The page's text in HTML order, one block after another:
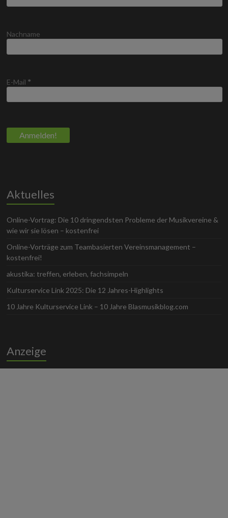
Nachname
E-Mail *
Aktuelles
Online-Vortrag: Die 10 dringendsten Probleme der Musikvereine &
wie wir sie lösen – kostenfrei
Online-Vorträge zum Teambasierten Vereinsmanagement –
kostenfrei!
akustika: treffen, erleben, fachsimpeln
Kulturservice Link 2025: Die 12 Jahres-Highlights
10 Jahre Kulturservice Link – 10 Jahre Blasmusikblog.com
Anzeige